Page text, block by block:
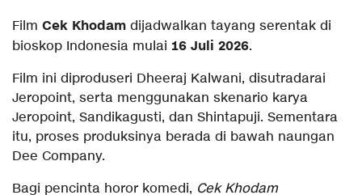
Film Cek Khodam dijadwalkan tayang serentak di
bioskop Indonesia mulai 16 Juli 2026.
Film ini diproduseri Dheeraj Kalwani, disutradarai
Jeropoint, serta menggunakan skenario karya
Jeropoint, Sandikagusti, dan Shintapuji. Sementara
itu, proses produksinya berada di bawah naungan
Dee Company.
Bagi pencinta horor komedi, Cek Khodam